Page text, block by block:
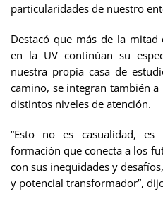
particularidades de nuestro
Destacó que más de la
en la UV continúan su
nuestra propia casa de
camino, se integran también
distintos niveles de atención.
“Esto no es casualidad,
formación que conecta a los
con sus inequidades y
y potencial transformador”,